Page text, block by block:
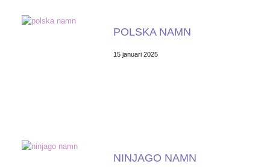
POLSKA NAMN
15 januari 2025
NINJAGO NAMN